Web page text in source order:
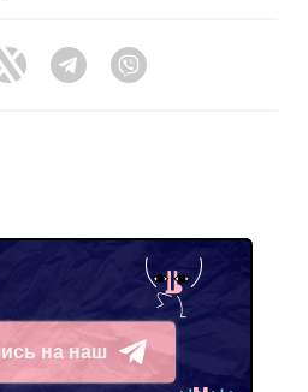
Twitter Telegram
на наш